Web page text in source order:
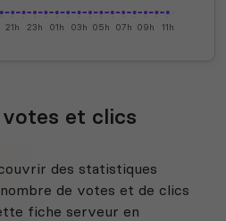
21h 23h 01h 03h 05h 07h 09h 11h
et clics
des statistiques
de votes et de clics
fiche serveur en